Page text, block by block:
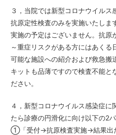
３，当院では新型コロナウイルス
抗原定性検査のみを実施いたしま
実施の予定はございません。抗原
～重症リスクがある方にはあくる
可能な施設への紹介および救急搬
キットも品薄ですので検査不能と
ださい。
４，新型コロナウイルス感染症に
たら診療の円滑化に向け以下の2
①「受付→抗原検査実施→結果出